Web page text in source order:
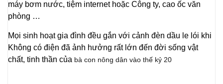
máy bơm nước, tiệm internet hoặc Công ty, cao ốc văn
phòng …
Mọi sinh hoạt gia đình đều gắn với cảnh đèn dầu le lói khi
Không có điện đã ảnh hưởng rất lớn đến đời sống vật
chất, tinh thần của bà con nông dân vào thế kỷ 20